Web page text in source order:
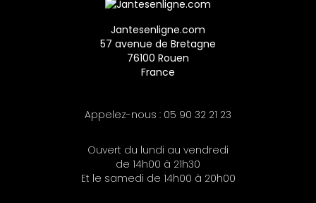
Jantesenligne.com
57 avenue de Bretagne
76100 Rouen
France
Appelez-nous : 05 90 32 21 23
Ouvert du lundi au vendredi
de 14h00 à 21h30
Et le samedi de 14h00 à 20h00